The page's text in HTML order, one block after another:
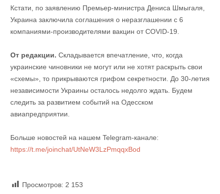
Кстати, по заявлению Премьер-министра Дениса Шмыгаля,
Украина заключила соглашения о неразглашении с 6
компаниями-производителями вакцин от COVID-19.
От редакции. Складывается впечатление, что, когда
украинские чиновники не могут или не хотят раскрыть свои
«схемы», то прикрываются грифом секретности. До 30-летия
независимости Украины осталось недолго ждать. Будем
следить за развитием событий на Одесском
авиапредприятии.
Больше новостей на нашем Telegram-канале:
https://t.me/joinchat/UtNeW3LzPmqqxBod
Просмотров: 2 153